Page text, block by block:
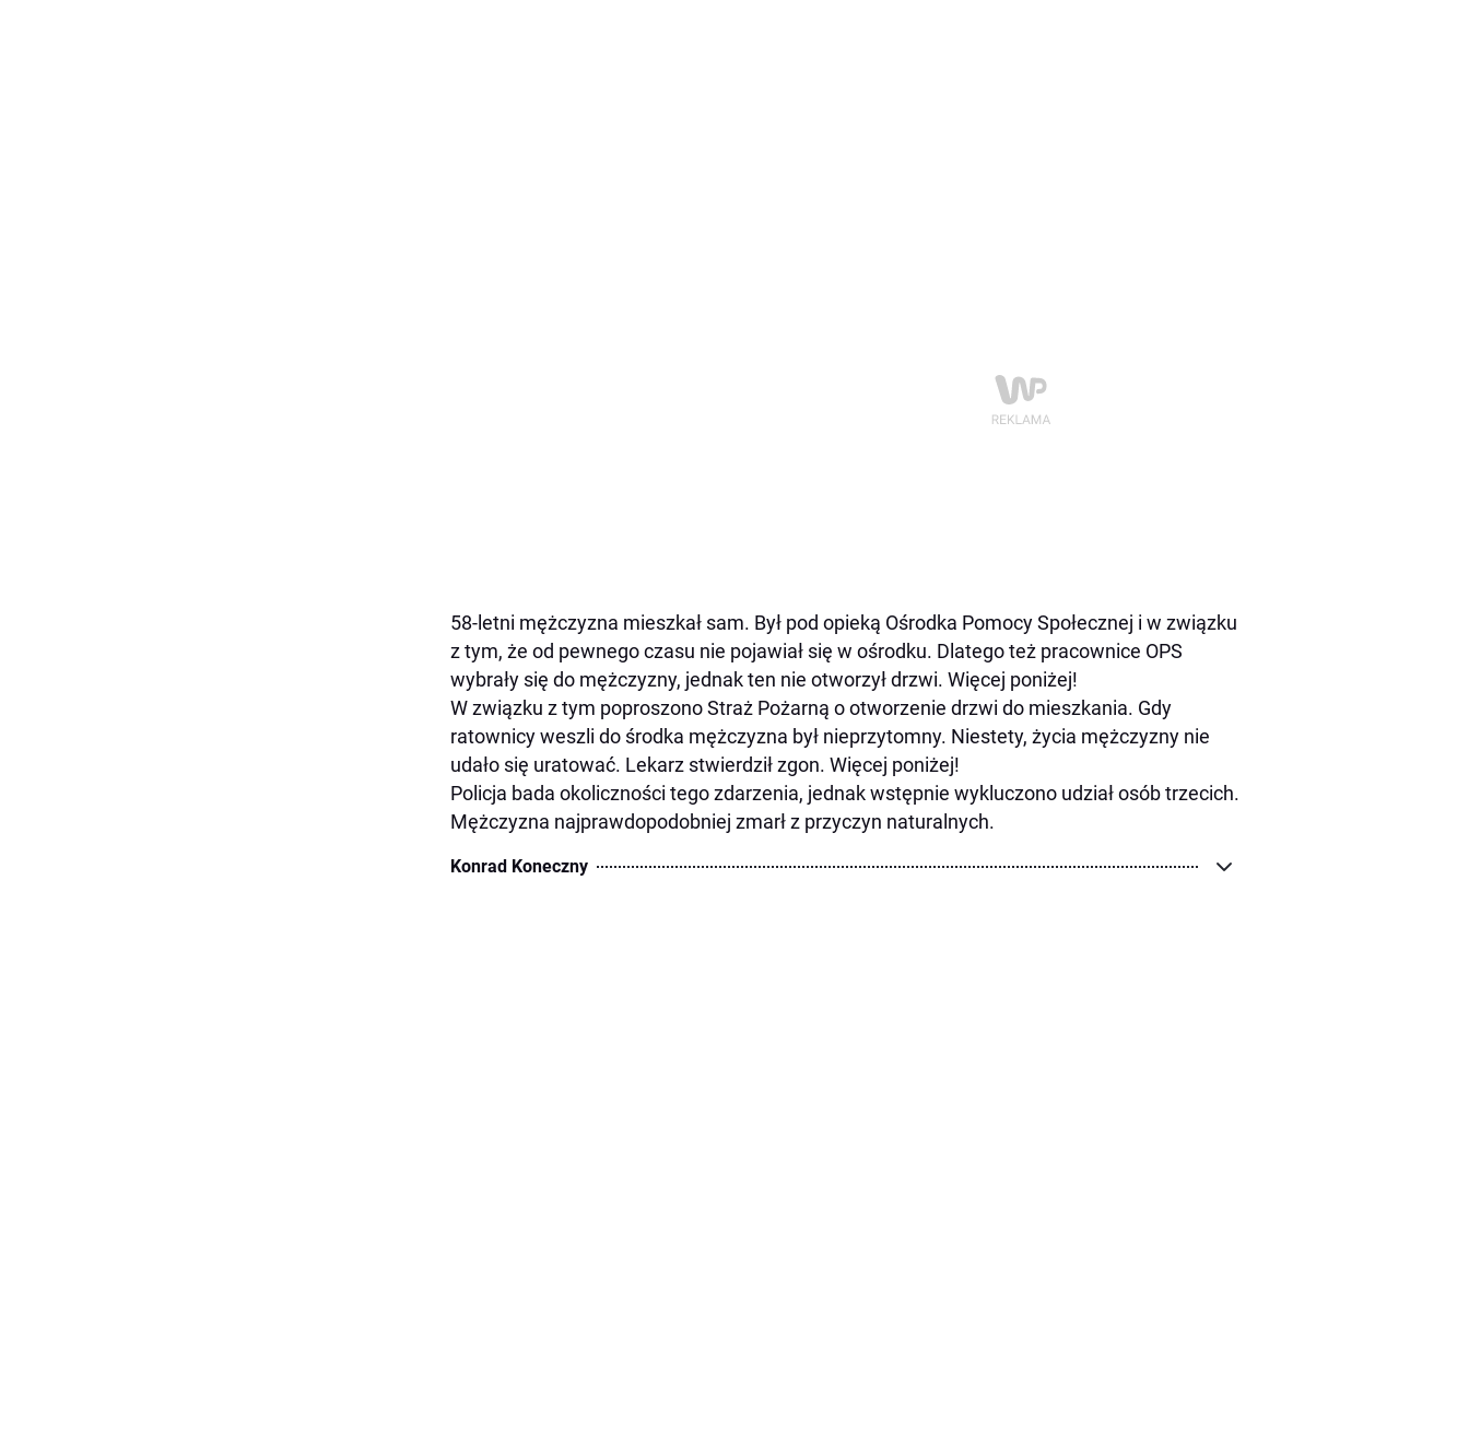
58-letni mężczyzna mieszkał sam. Był pod opieką Ośrodka Pomocy Społecznej i w związku
z tym, że od pewnego czasu nie pojawiał się w ośrodku. Dlatego też pracownice OPS
wybrały się do mężczyzny, jednak ten nie otworzył drzwi. Więcej poniżej!
W związku z tym poproszono Straż Pożarną o otworzenie drzwi do mieszkania. Gdy
ratownicy weszli do środka mężczyzna był nieprzytomny. Niestety, życia mężczyzny nie
udało się uratować. Lekarz stwierdził zgon. Więcej poniżej!
Policja bada okoliczności tego zdarzenia, jednak wstępnie wykluczono udział osób trzecich.
Mężczyzna najprawdopodobniej zmarł z przyczyn naturalnych.
Konrad Koneczny